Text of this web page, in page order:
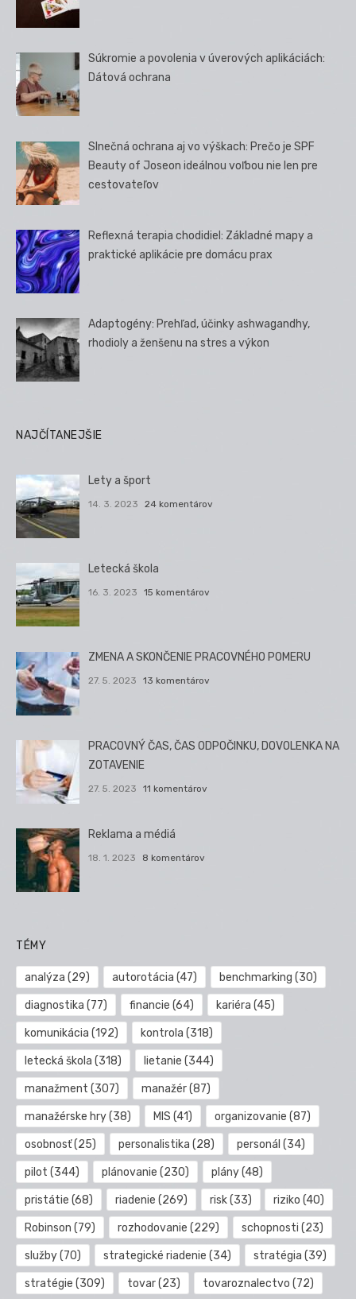
Súkromie a povolenia v úverových aplikáciách:
Dátová ochrana
Slnečná ochrana aj vo výškach: Prečo je SPF
Beauty of Joseon ideálnou voľbou nie len pre
cestovateľov
Reflexná terapia chodidiel: Základné mapy a
praktické aplikácie pre domácu prax
Adaptogény: Prehľad, účinky ashwagandhy,
rhodioly a ženšenu na stres a výkon
NAJČÍTANEJŠIE
Lety a šport
14. 3. 2023 24 komentárov
Letecká škola
16. 3. 2023 15 komentárov
ZMENA A SKONČENIE PRACOVNÉHO POMERU
27. 5. 2023 13 komentárov
PRACOVNÝ ČAS, ČAS ODPOČINKU, DOVOLENKA NA
ZOTAVENIE
27. 5. 2023 11 komentárov
Reklama a médiá
18. 1. 2023 8 komentárov
TÉMY
analýza (29) autorotácia (47) benchmarking (30)
diagnostika (77) financie (64) kariéra (45)
komunikácia (192) kontrola (318)
letecká škola (318) lietanie (344)
manažment (307) manažér(87)
manažérske hry(38) MIS (41) organizovanie (87)
osobnosť(25) personalistika (28) personál (34)
pilot (344) plánovanie (230) plány(48)
pristátie (68) riadenie (269) risk(33) riziko (40)
Robinson (79) rozhodovanie (229) schopnosti (23)
služby(70) strategické riadenie (34) stratégia (39)
stratégie (309) tovar(23) tovaroznalectvo (72)